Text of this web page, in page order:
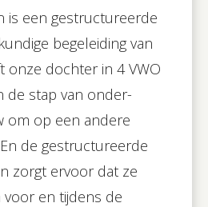
is een gestructureerde
begeleiding van
onze dochter in 4 VWO
de stap van onder-
om op een andere
de gestructureerde
zorgt ervoor dat ze
en tijdens de